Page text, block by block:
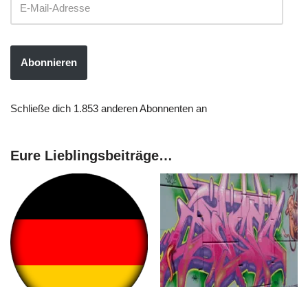
Abonnieren
Schließe dich 1.853 anderen Abonnenten an
Eure Lieblingsbeiträge…